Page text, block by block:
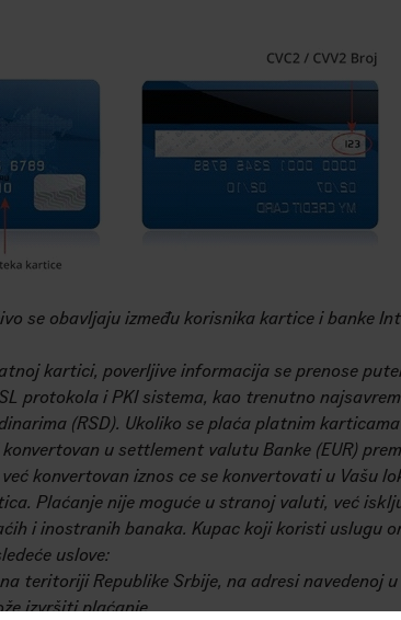
se obavljaju između korisnika kartice i banke
kartici, poverljive informacija se prenose
protokola i PKI sistema, kao trenutno
(RSD). Ukoliko se plaća platnim
u settlement valutu Banke (EUR)
konvertovan iznos ce se konvertovati u Vašu
Plaćanje nije moguće u stranoj valuti, već
i inostranih banaka. Kupac koji koristi uslugu
uslove:
teritoriji Republike Srbije, na adresi navedenoj
izvršiti plaćanje.